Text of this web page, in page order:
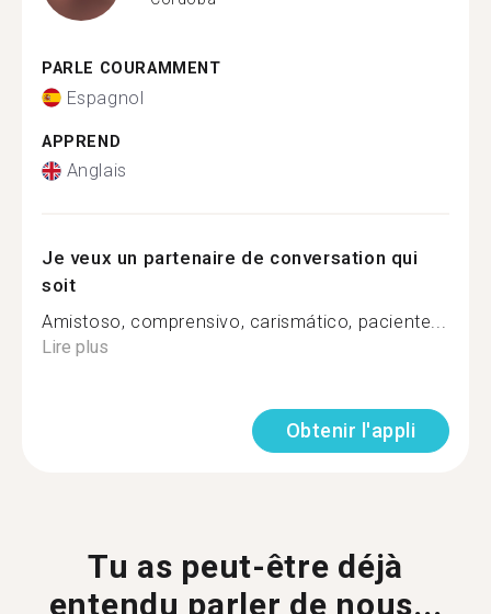
PARLE COURAMMENT
Espagnol
APPREND
Anglais
Je veux un partenaire de conversation qui
soit
Amistoso, comprensivo, carismático, paciente...
Lire plus
Obtenir l'appli
Tu as peut-être déjà
entendu parler de nous...